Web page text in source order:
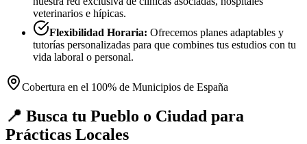
veterinarios e hípicas.
Flexibilidad Horaria: Ofrecemos planes adaptables y
tutorías personalizadas para que combines tus estudios con tu
vida laboral o personal.
Cobertura en el 100% de Municipios de España
📍 Busca tu Pueblo o Ciudad para
Prácticas Locales